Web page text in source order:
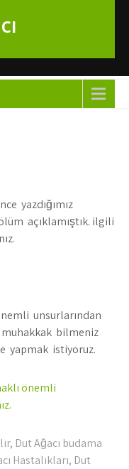
yazdığımız
açıklamıştık. ilgili
unsurlarından
bilmeniz
yapmak istiyoruz.
önemli
, Dut Ağacı budama
Hastalıkları, Dut